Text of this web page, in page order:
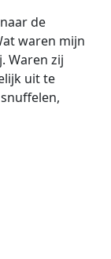
de
waren mijn
Waren zij
uit te